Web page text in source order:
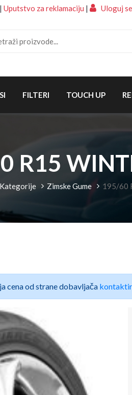
| Uputstvo za reklamaciju | Uloguj se
FILTERI TOUCH UP
R15
Kategorije Zimske Gume 195/60
cena od strane dobavljača